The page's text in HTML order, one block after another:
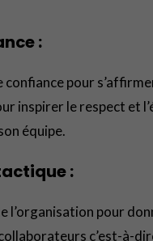
:
confiance pour
inspirer le respect et
équipe.
:
l’organisation pour
c’est-à-